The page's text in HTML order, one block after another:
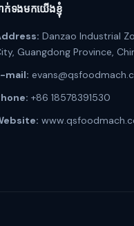
ក់ទងមកយើងខ្ញុំ
Danzao Industrial
Guangdong Province,
mail:
+86 18578391530